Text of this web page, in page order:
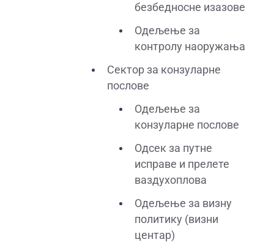
безбедносне изазове
Одељење за
контролу наоружања
Сектор за конзуларне
послове
Одељење за
конзуларне послове
Одсек за путне
исправе и прелете
ваздухоплова
Одељење за визну
политику (визни
центар)